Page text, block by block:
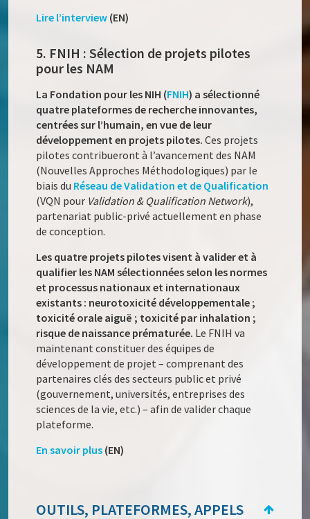
Lire l’interview (EN)
5. FNIH : Sélection de projets pilotes
pour les NAM
La Fondation pour les NIH (FNIH) a sélectionné
quatre plateformes de recherche innovantes,
centrées sur l’humain, en vue de leur
développement en projets pilotes. Ces projets
pilotes contribueront à l’avancement des NAM
(Nouvelles Approches Méthodologiques) par le
biais du Réseau de Validation et de Qualification
(VQN pour Validation & Qualification Network),
partenariat public-privé actuellement en phase
de conception.
Les quatre projets pilotes visent à valider et à
qualifier les NAM sélectionnées selon les normes
et processus nationaux et internationaux
existants : neurotoxicité développementale ;
toxicité orale aiguë ; toxicité par inhalation ;
risque de naissance prématurée. Le FNIH va
maintenant constituer des équipes de
développement de projet – comprenant des
partenaires clés des secteurs public et privé
(gouvernement, universités, entreprises des
sciences de la vie, etc.) – afin de valider chaque
plateforme.
En savoir plus (EN)
OUTILS, PLATEFORMES, APPELS